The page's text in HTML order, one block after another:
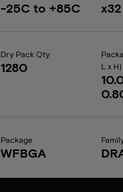
-25C to +85C x32
Dry Pack Qty
1280
L x
Package
WFBGA